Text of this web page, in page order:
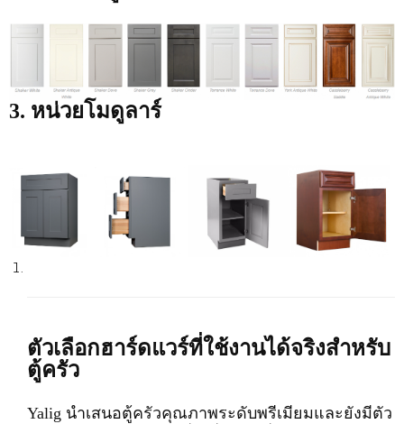
3. หน่วยโมดูลาร์
ตัวเลือกฮาร์ดแวร์ที่ใช้งานได้จริงสำหรับ
ตู้ครัว
Yalig นำเสนอตู้ครัวคุณภาพระดับพรีเมียมและยังมีตัว